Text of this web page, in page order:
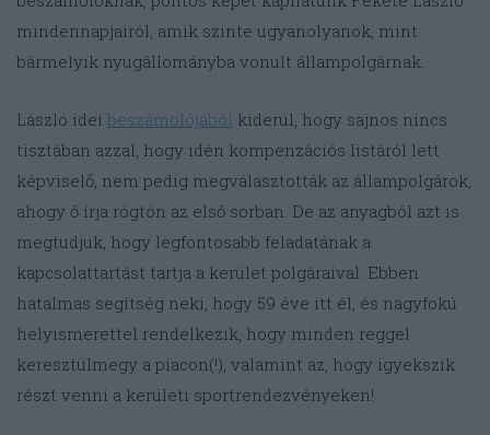
mindennapjairól, amik szinte ugyanolyanok, mint
bármelyik nyugállományba vonult állampolgárnak.
László idei beszámolójából kiderül, hogy sajnos nincs
tisztában azzal, hogy idén kompenzációs listáról lett
képviselő, nem pedig megválasztották az állampolgárok,
ahogy ő írja rögtön az első sorban. De az anyagból azt is
megtudjuk, hogy legfontosabb feladatának a
kapcsolattartást tartja a kerület polgáraival. Ebben
hatalmas segítség neki, hogy 59 éve itt él, és nagyfokú
helyismerettel rendelkezik, hogy minden reggel
keresztülmegy a piacon(!), valamint az, hogy igyekszik
részt venni a kerületi sportrendezvényeken!